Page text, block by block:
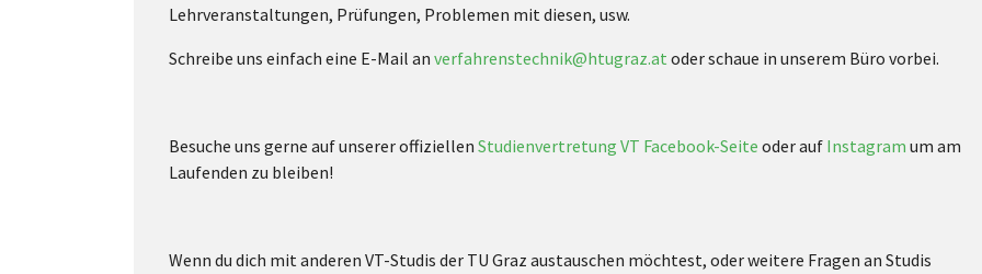
Lehrveranstaltungen, Prüfungen, Problemen mit diesen, usw.
Schreibe uns einfach eine E-Mail an verfahrenstechnik@htugraz.at oder schaue in unserem Büro vorbei.
Besuche uns gerne auf unserer offiziellen Studienvertretung VT Facebook-Seite oder auf Instagram um am
Laufenden zu bleiben!
Wenn du dich mit anderen VT-Studis der TU Graz austauschen möchtest, oder weitere Fragen an Studis